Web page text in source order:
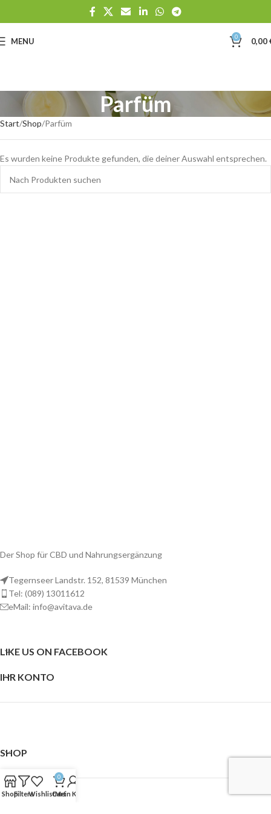
MENU 0 0,00
Parfüm
Start Shop Parfüm
Es wurden keine Produkte gefunden, die deiner Auswahl entsprechen.
Der Shop für CBD und Nahrungsergänzung
Tegernseer Landstr. 152, 81539 München
Tel: (089) 13011612
eMail: info@avitava.de
LIKE US ON FACEBOOK
IHR KONTO
SHOP
ShopFiltersWishlist
0
Cart
Mein Konto